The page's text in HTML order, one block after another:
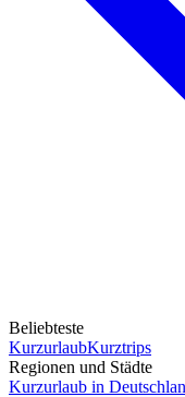
Beliebteste
KurzurlaubKurztrips
Regionen und Städte
Kurzurlaub in